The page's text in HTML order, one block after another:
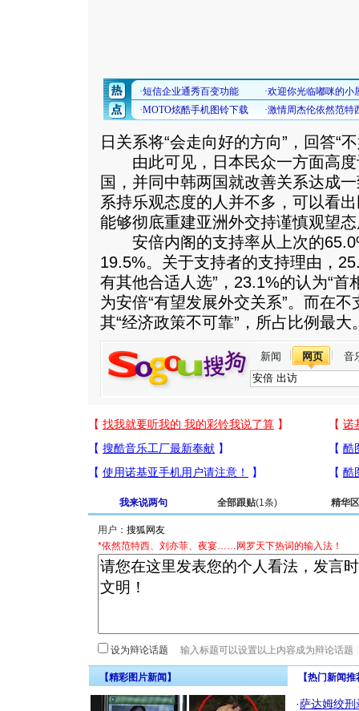
日关系将“会走向好的方向”，回答“
由此可见，日本民众一方面高度
国，并同中韩两国就改善关系达成
系持乐观态度的人并不多，可以看
能够彻底重建亚洲外交持谨慎观望
安倍内阁的支持率从上次的
19.5%。关于支持者的支持理由，
有其他合适人选”，23.1%的认为“首
为安倍“有望发展外交关系”。而在
其“经济政策不可靠”，所占比例最大
新闻 网页 音
我来说两句 全部跟贴(1条) 精华区
用户：
*依然范特西、刘亦菲、夜宴……网罗天下热词的输入法！
设为辩论话题
【精彩图片新闻】 【热门新闻
·萨达姆绞刑